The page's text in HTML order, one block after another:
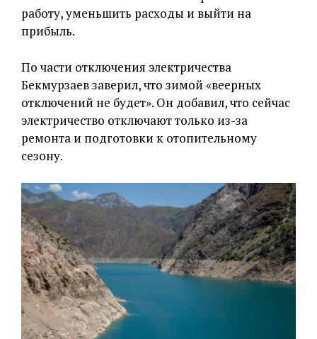
работу, уменьшить расходы и выйти на
прибыль.
По части отключения электричества
Бекмурзаев заверил, что зимой «веерных
отключений не будет». Он добавил, что сейчас
электричество отключают только из-за
ремонта и подготовки к отопительному
сезону.